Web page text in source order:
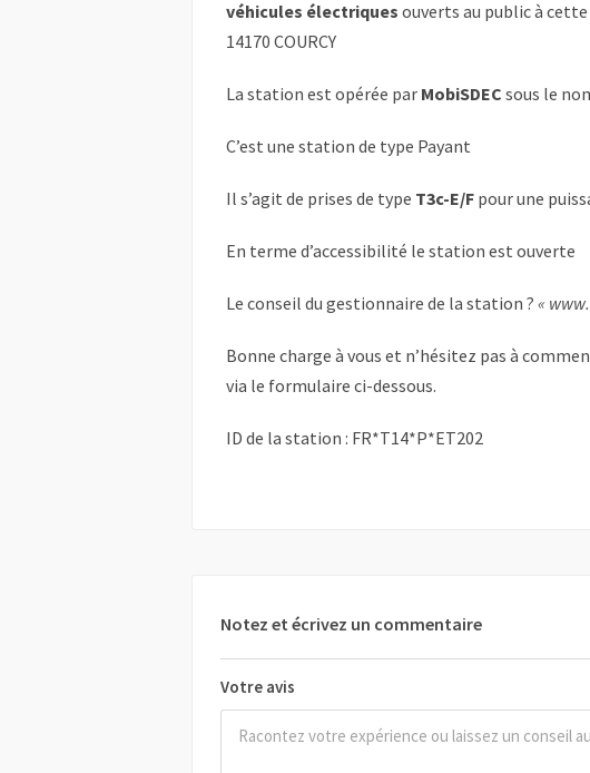
véhicules électriques ouverts au public à cette
14170 COURCY
La station est opérée par MobiSDEC sous le
C’est une station de type Payant
Il s’agit de prises de type T3c-E/F pour une
En terme d’accessibilité le station est ouverte
Le conseil du gestionnaire de la station ? «
Bonne charge à vous et n’hésitez pas à
via le formulaire ci-dessous.
ID de la station : FR*T14*P*ET202
Notez et écrivez un commentaire
Votre avis